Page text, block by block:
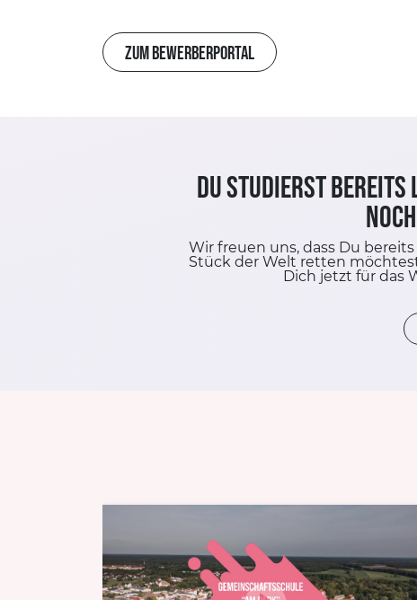
ZUM BEWERBERPORTAL
Du studierst bereits
Wir freuen uns, dass Du
Stück der Welt retten
Dich jetzt für das